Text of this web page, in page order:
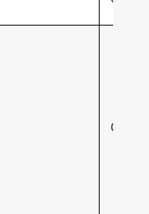
CIPAV